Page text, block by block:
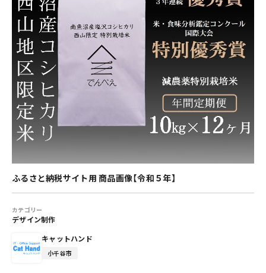
ふるさと納税サイト用 商品画像【令和５年】
カテゴリー
デザイン制作
キャットハンド
小千谷市